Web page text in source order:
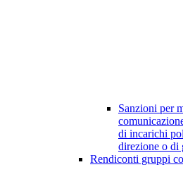
Sanzioni per
di incarichi
direzione o di
Rendiconti gruppi